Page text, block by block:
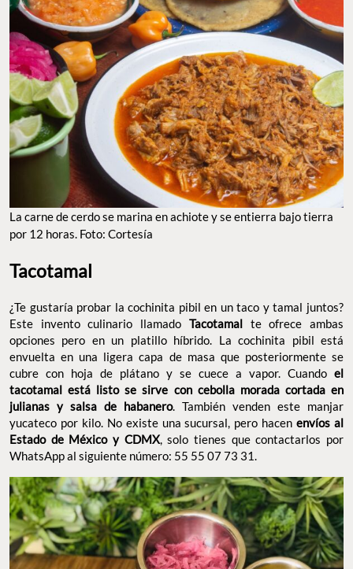
La carne de cerdo se marina en achiote y se entierra bajo tierra
por 12 horas. Foto: Cortesía
Tacotamal
¿Te gustaría probar la cochinita pibil en un taco y tamal juntos?
Este invento culinario llamado Tacotamal te ofrece ambas
opciones pero en un platillo híbrido. La cochinita pibil está
envuelta en una ligera capa de masa que posteriormente se
cubre con hoja de plátano y se cuece a vapor. Cuando el
tacotamal está listo se sirve con cebolla morada cortada en
julianas y salsa de habanero. También venden este manjar
yucateco por kilo. No existe una sucursal, pero hacenenvíos al
Estado de México y CDMX, solo tienes que contactarlos por
WhatsApp al siguiente número: 55 55 07 73 31.